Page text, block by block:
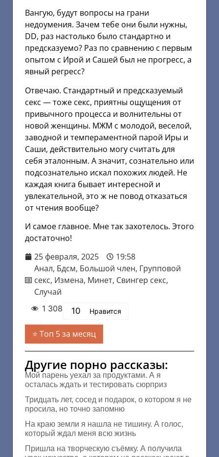
Вангую, будут вопросы на грани
недоумения. Зачем тебе они были нужны,
DD, раз настолько было стандартно и
предсказуемо? Раз по сравнению с первым
опытом с Ирой и Сашей был не прогресс, а
явный регресс?
Отвечаю. Стандартный и предсказуемый
секс — тоже секс, приятны ощущения от
привычного процесса и волнительны от
новой женщины. МЖМ с молодой, веселой,
заводной и темпераментной парой Иры и
Саши, действительно могу считать для
себя эталонным. А значит, сознательно или
подсознательно искал похожих людей. Не
каждая книга бывает интересной и
увлекательной, это ж не повод отказаться
от чтения вообще?
И самое главное. Мне так захотелось. Этого
достаточно!
25 февраля, 2025
19:58
Анал, Бдсм, Большой член, Групповой
секс, Измена, Минет, Свингер секс,
Случай
1 308 10 Нравится
Топ 5 за месяц
Другие порно рассказы:
Мой парень уехал за продуктами. А я
осталась ждать и тестировать сюрприз
Тридцать лет, сосед и подарок, о котором я не
просила, но точно запомню
На краю земли я нашла не тишину. А голос,
который ждал меня всю жизнь
Пришла на творческую съёмку. А получила